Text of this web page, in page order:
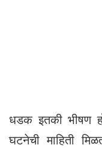
धडक इतकी भीषण
घटनेची माहिती